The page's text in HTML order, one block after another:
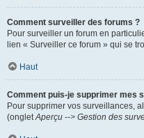
Comment surveiller des forums ?
Pour surveiller un forum en
lien « Surveiller ce forum » qui se
Haut
Comment puis-je supprimer mes
Pour supprimer vos surveillances,
(ongletAperçu --> Gestion des